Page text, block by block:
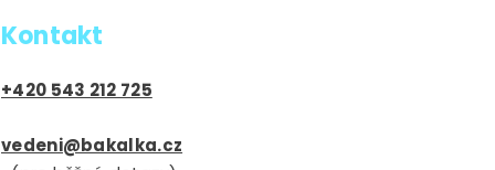
Kontakt
+420 543 212 725
vedeni@bakalka.cz